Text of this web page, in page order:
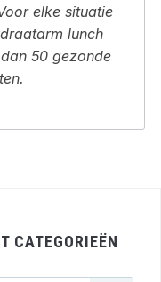
elke situatie
lunch
50 gezonde
CATEGORIEËN